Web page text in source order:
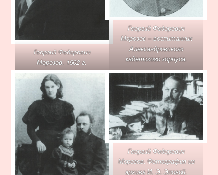
Георгий Федорович
Морозов. 1902 г.
Георгий Федорович
Морозов – воспитанник
Александровского
кадетского корпуса.
Георгий Федорович
Морозов. Фотография из
архива И. Э. Эповой.